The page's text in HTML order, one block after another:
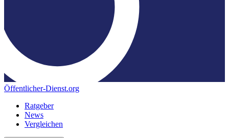
Öffentlicher-Dienst.org
Ratgeber
News
Vergleichen